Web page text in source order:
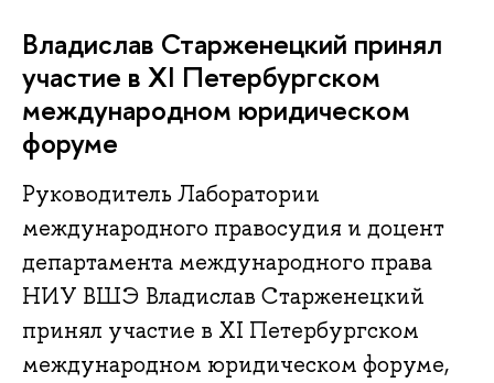
Владислав Старженецкий принял
участие в XI Петербургском
международном юридическом
форуме
Руководитель Лаборатории
международного правосудия и доцент
департамента международного права
НИУ ВШЭ Владислав Старженецкий
принял участие в XI Петербургском
международном юридическом форуме,